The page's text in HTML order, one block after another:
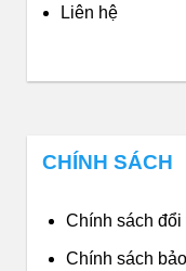
Liên hệ
CHÍNH SÁCH
Chính sách đổi
Chính sách